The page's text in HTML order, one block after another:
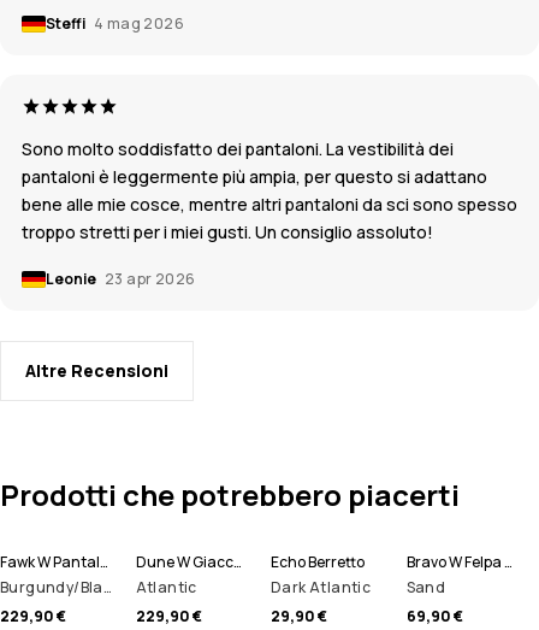
Steffi 4 mag 2026
Sono molto soddisfatto dei pantaloni. La vestibilità dei
pantaloni è leggermente più ampia, per questo si adattano
bene alle mie cosce, mentre altri pantaloni da sci sono spesso
troppo stretti per i miei gusti. Un consiglio assoluto!
Leonie 23 apr 2026
Altre Recensioni
Prodotti che potrebbero piacerti
Fawk W Pantaloni Snowboard Donna
Burgundy/Black
229,90 €
Dune W Giacca Sci Donna
Atlantic
229,90 €
Echo Berretto
Dark Atlantic
29,90 €
Bravo W Felpa Pile Donna
Sand
69,90 €